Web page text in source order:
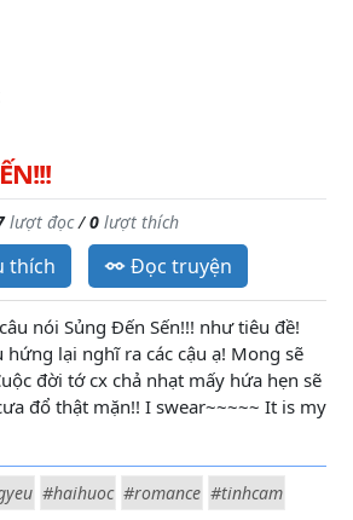
lượt đọc/0 lượt thích
thích Đọc truyện
nói Sủng Đến Sến!!! như tiêu đề!
hứng lại nghĩ ra các cậu ạ! Mong sẽ
đời tớ cx chả nhạt mấy hứa hẹn sẽ
đổ thật mặn!! I swear~~~~~ It is my
#haihuoc #romance #tinhcam